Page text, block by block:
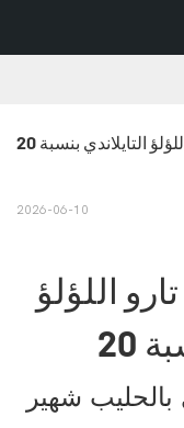
2026-06-10
اللؤلؤ
شهير